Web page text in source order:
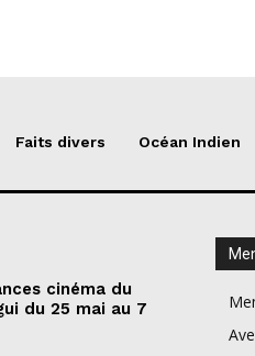
Faits divers Océan Indien
cinéma du
du 25 mai au 7